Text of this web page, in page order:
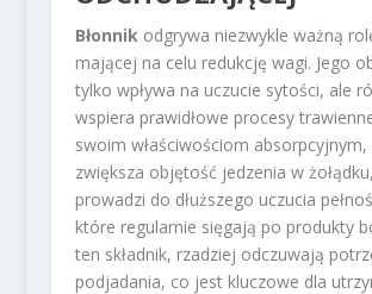
Błonnik odgrywa niezwykle ważną
mającej na celu redukcję wagi. Jego
tylko wpływa na uczucie sytości, ale
wspiera prawidłowe procesy
swoim właściwościom absorpcyjnym,
zwiększa objętość jedzenia w
prowadzi do dłuższego uczucia
które regularnie sięgają po produkty
ten składnik, rzadziej odczuwają
podjadania, co jest kluczowe dla